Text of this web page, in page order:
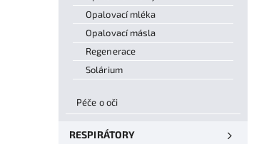
Opalovací mléka
Opalovací másla
Regenerace
Solárium
Péče o oči
RESPIRÁTORY